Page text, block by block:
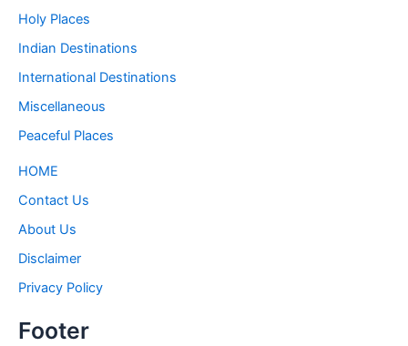
Holy Places
Indian Destinations
International Destinations
Miscellaneous
Peaceful Places
HOME
Contact Us
About Us
Disclaimer
Privacy Policy
Footer